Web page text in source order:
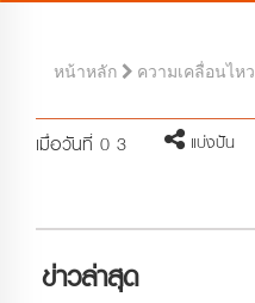
หน้าหลัก ความเคลื่อนไหว
เมื่อวันที่ 0 3 แบ่งปัน
ข่าวล่าสุด